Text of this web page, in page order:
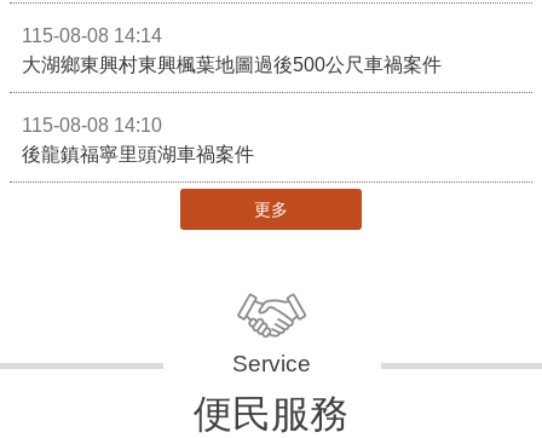
115-08-08 14:14
大湖鄉東興村東興楓葉地圖過後500公尺車禍案件
115-08-08 14:10
後龍鎮福寧里頭湖車禍案件
更多
便民服務